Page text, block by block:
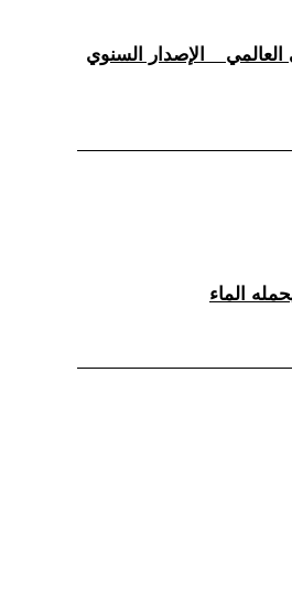
العالمي _ الإصدار السنوي